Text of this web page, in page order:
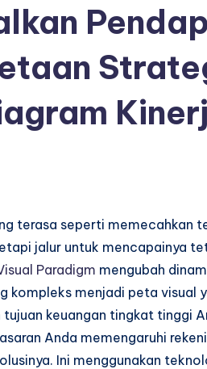
terasa seperti memecahkan
jalur untuk mencapainya
Paradigm mengubah
kompleks menjadi peta visual
keuangan tingkat tinggi
Anda memengaruhi
Ini menggunakan